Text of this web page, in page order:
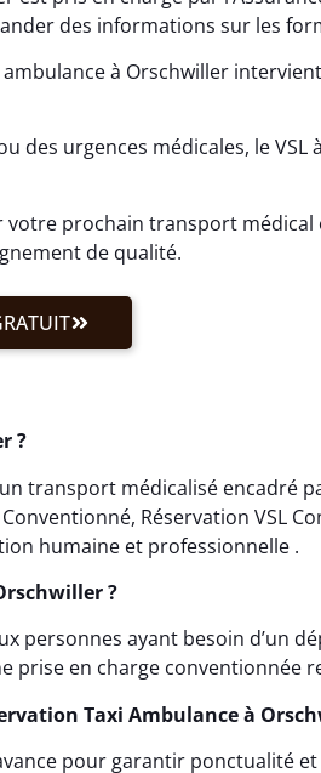
des informations sur les
à Orschwiller
des urgences médicales, le
prochain transport médical
de qualité.
?
transport médicalisé encadré
Réservation VSL
humaine et professionnelle .
?
personnes ayant besoin d’un
prise en charge conventionnée
Taxi Ambulance à
pour garantir ponctualité